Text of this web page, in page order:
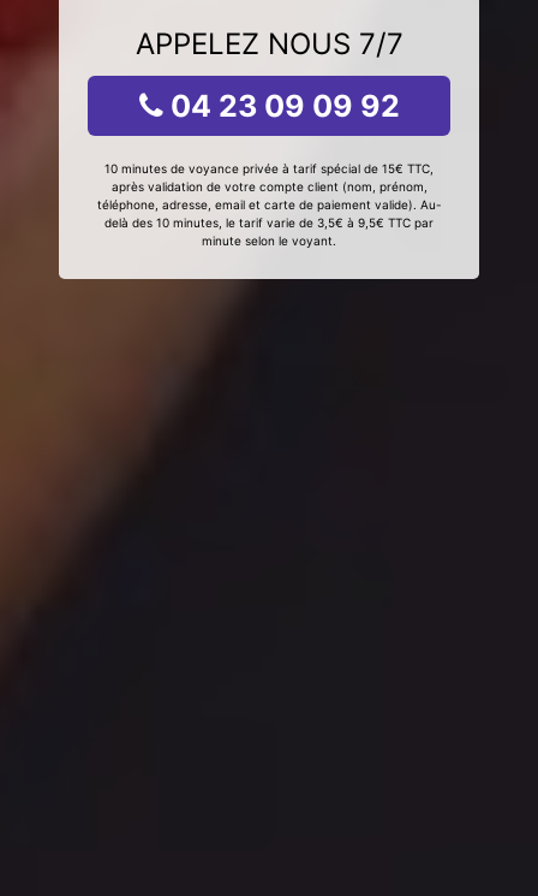
APPELEZ NOUS 7/7
04 23 09 09 92
10 minutes de voyance privée à tarif spécial de 15€ TTC,
après validation de votre compte client (nom, prénom,
téléphone, adresse, email et carte de paiement valide). Au-
delà des 10 minutes, le tarif varie de 3,5€ à 9,5€ TTC par
minute selon le voyant.